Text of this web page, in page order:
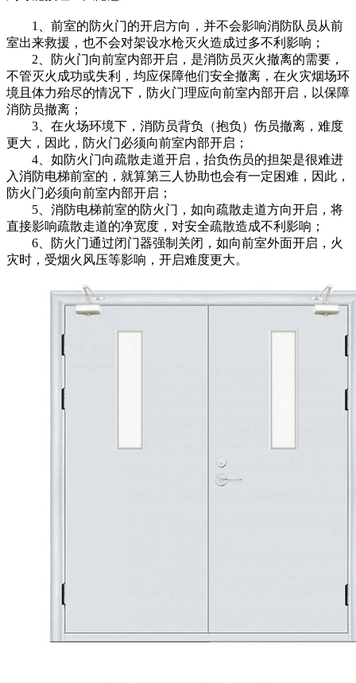
1、前室的防火门的开启方向，并不会影响消防队员从前
室出来救援，也不会对架设水枪灭火造成过多不利影响；
2、防火门向前室内部开启，是消防员灭火撤离的需要，
不管灭火成功或失利，均应保障他们安全撤离，在火灾烟场环
境且体力殆尽的情况下，防火门理应向前室内部开启，以保障
消防员撤离；
3、在火场环境下，消防员背负（抱负）伤员撤离，难度
更大，因此，防火门必须向前室内部开启；
4、如防火门向疏散走道开启，抬负伤员的担架是很难进
入消防电梯前室的，就算第三人协助也会有一定困难，因此，
防火门必须向前室内部开启；
5、消防电梯前室的防火门，如向疏散走道方向开启，将
直接影响疏散走道的净宽度，对安全疏散造成不利影响；
6、防火门通过闭门器强制关闭，如向前室外面开启，火
灾时，受烟火风压等影响，开启难度更大。